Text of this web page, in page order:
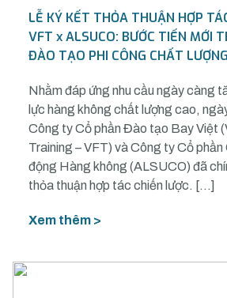
LỄ KÝ KẾT THỎA THUẬN HỢP
VFT x ALSUCO: BƯỚC TIẾN MỚI
ĐÀO TẠO PHI CÔNG CHẤT
Nhằm đáp ứng nhu cầu ngày càng
lực hàng không chất lượng cao,
Công ty Cổ phần Đào tạo Bay Việt
Training – VFT) và Công ty Cổ phần
động Hàng không (ALSUCO) đã
thỏa thuận hợp tác chiến lược. […]
Xem thêm >